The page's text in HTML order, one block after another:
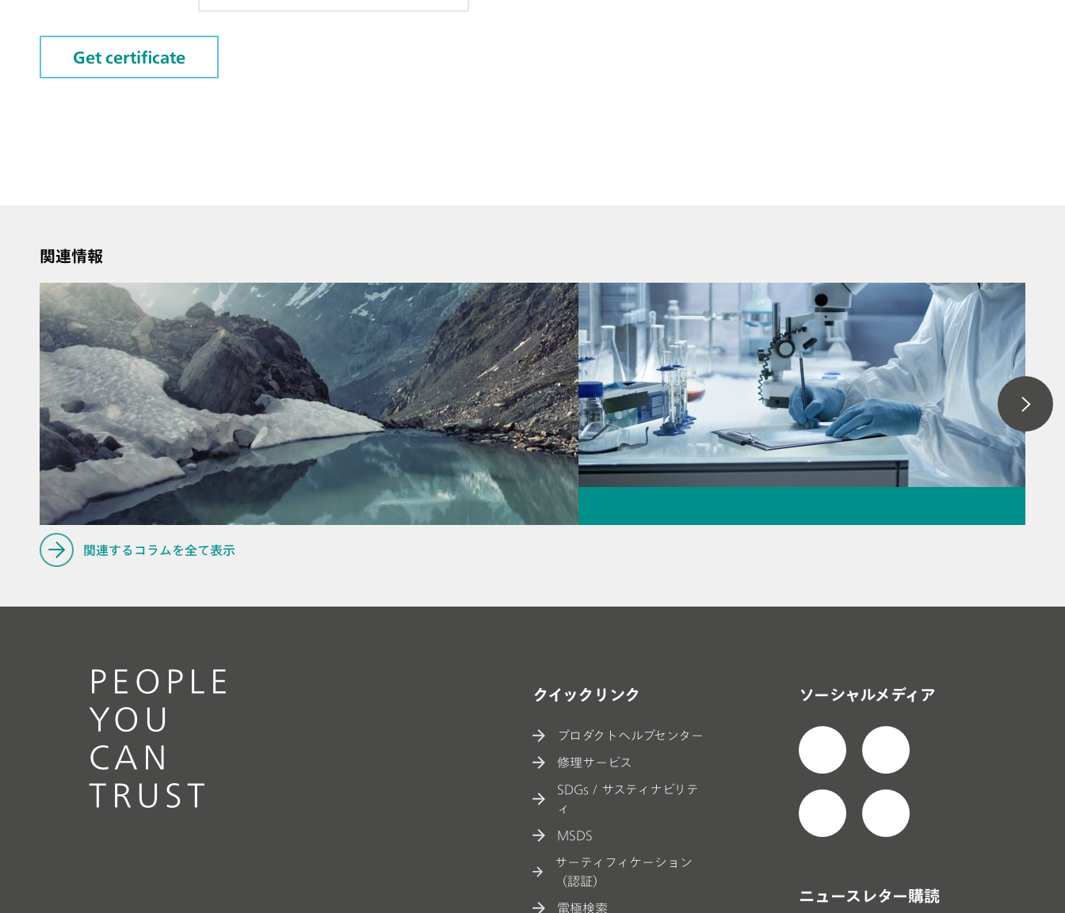
Get certificate
関連情報
夏季休暇のご案内
// 金属＆鉱物
関連するコラムを全て表示
PEOPLE
YOU
CAN
TRUST
クイックリンク
プロダクトヘルプセンター
修理サービス
SDGs / サスティナビリテ
ィ
MSDS
サーティフィケーション
（認証）
電極検索
ソーシャルメディア
ニュースレター購読